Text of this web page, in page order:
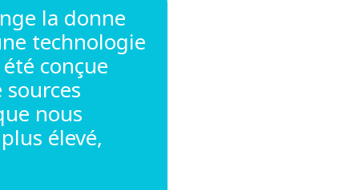
la donne
technologie
conçue
nous
élevé,